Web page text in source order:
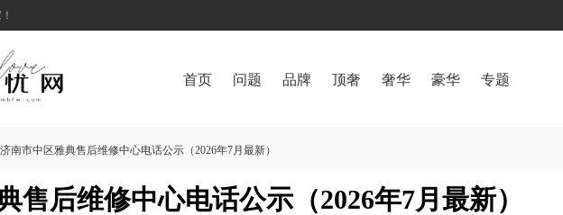
首页 问题 品牌 顶奢 奢华 豪华 专题
济南市中区雅典售后维修中心电话公示（2026年7月最新）
售后维修中心电话公示（2026年7月最新）